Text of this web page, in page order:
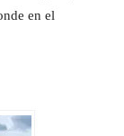
en el